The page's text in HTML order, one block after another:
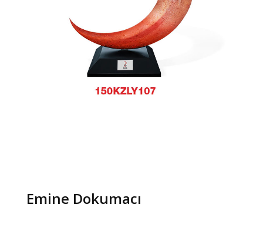
Emine Dokumacı